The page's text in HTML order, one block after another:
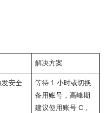
解决方案​
安全
等待 1 小时或切换
备用账号，高峰期
建议使用账号 C，